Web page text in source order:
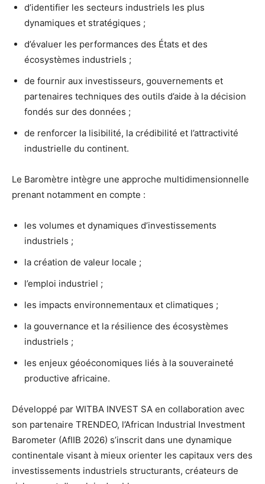
d’identifier les secteurs industriels les plus
dynamiques et stratégiques ;
d’évaluer les performances des États et des
écosystèmes industriels ;
de fournir aux investisseurs, gouvernements et
partenaires techniques des outils d’aide à la décision
fondés sur des données ;
de renforcer la lisibilité, la crédibilité et l’attractivité
industrielle du continent.
Le Baromètre intègre une approche multidimensionnelle
prenant notamment en compte :
les volumes et dynamiques d’investissements
industriels ;
la création de valeur locale ;
l’emploi industriel ;
les impacts environnementaux et climatiques ;
la gouvernance et la résilience des écosystèmes
industriels ;
les enjeux géoéconomiques liés à la souveraineté
productive africaine.
Développé par WITBA INVEST SA en collaboration avec
son partenaire TRENDEO, l’African Industrial Investment
Barometer (AfIIB 2026) s’inscrit dans une dynamique
continentale visant à mieux orienter les capitaux vers des
investissements industriels structurants, créateurs de